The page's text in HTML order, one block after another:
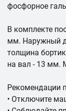
фосфорное
В комплекте
мм. Наружный
толщина
на вал - 13 мм.
Рекомендации
• Отключите